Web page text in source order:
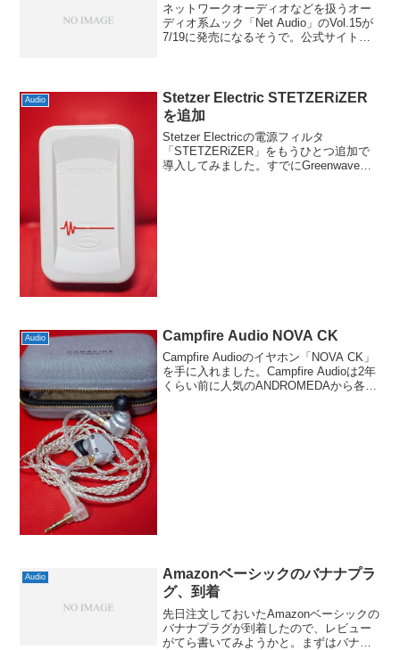
ネットワークオーディオなどを扱うオー
ディオ系ムック「Net Audio」のVol.15が
7/19に発売になるそうで。公式サイトに
Audio
Stetzer Electric STETZERiZER
を追加
Stetzer Electricの電源フィルタ
「STETZERiZER」をもうひとつ追加で
導入してみました。すでにGreenwaveを2
Audio Campfire Audio NOVA CK
Campfire Audioのイヤホン「NOVA CK」
を手に入れました。Campfire Audioは2年
くらい前に人気のANDROMEDAから各種
Audio
Amazonベーシックのバナナプラ
グ、到着
先日注文しておいたAmazonベーシックの
バナナプラグが到着したので、レビュー
がてら書いてみようかと。まずはバナナ